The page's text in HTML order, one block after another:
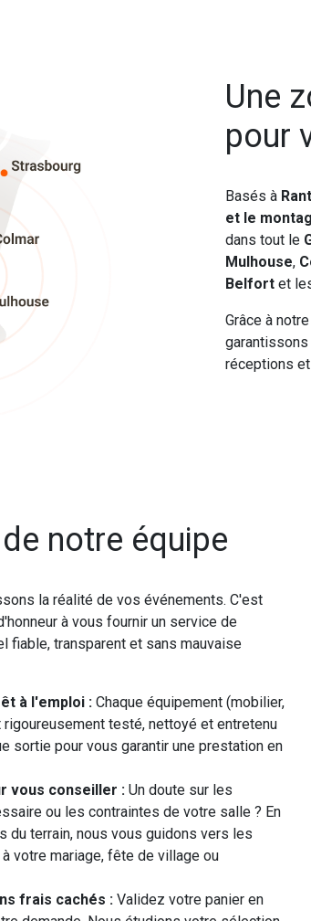
Une
pour
Basés à
et le
dans tout le
Mulhouse,
Belfort et
Grâce à
réceptions
notre équipe
la réalité de vos événements. C'est
à vous fournir un service de
fiable, transparent et sans mauvaise
à l'emploi : Chaque équipement (mobilier,
testé, nettoyé et entretenu
sortie pour vous garantir une prestation en
vous conseiller : Un doute sur les
ou les contraintes de votre salle ? En
du terrain, nous vous guidons vers les
votre mariage, fête de village ou
frais cachés : Validez votre panier en